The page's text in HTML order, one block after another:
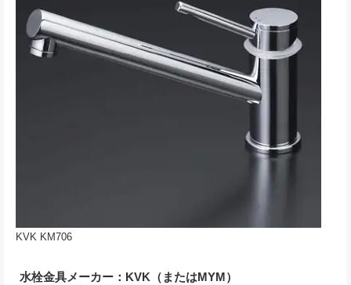
KVK KM706
水栓金具メーカー：KVK（またはMYM）